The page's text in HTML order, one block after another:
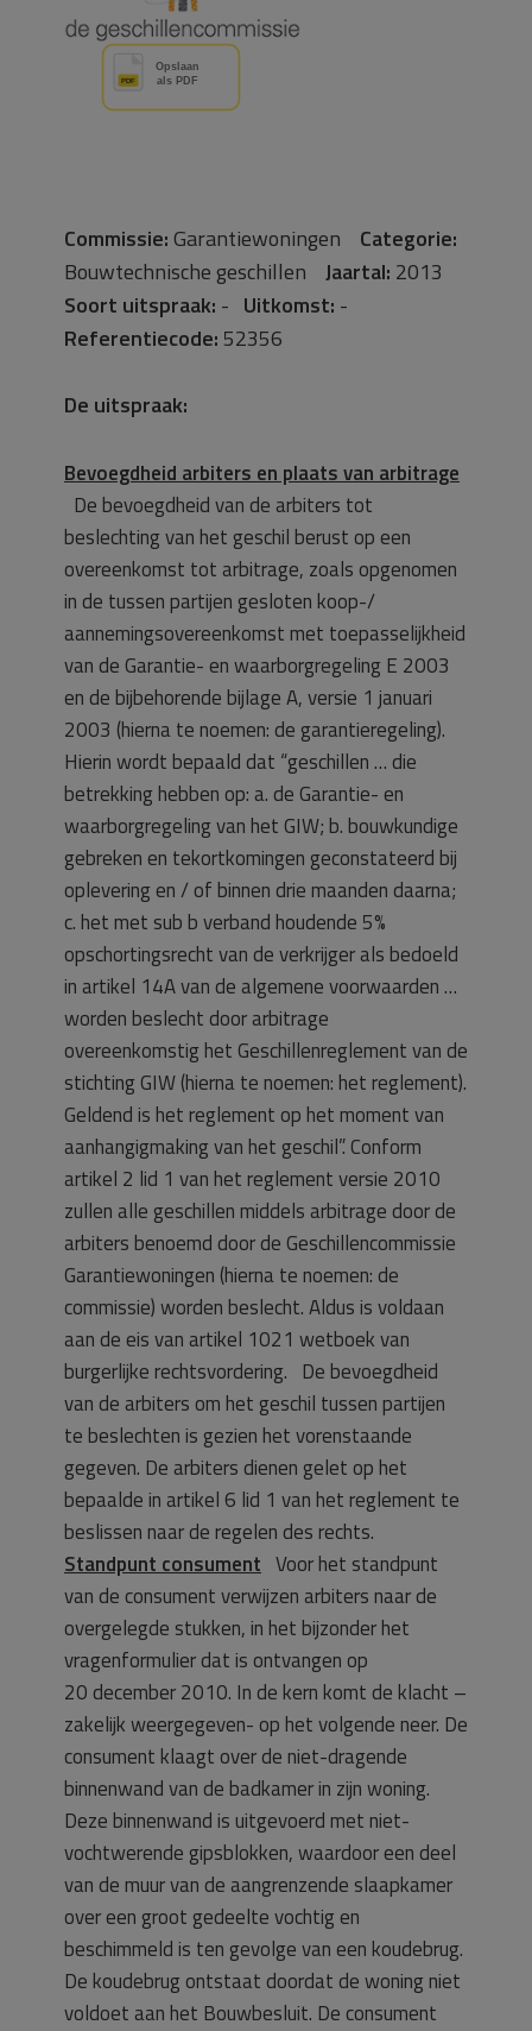
Commissie:Garantiewoningen Categorie:
Bouwtechnische geschillen Jaartal: 2013
Soort uitspraak: - Uitkomst: -
Referentiecode: 52356
De uitspraak:
Bevoegdheid arbiters en plaats van arbitrage
De bevoegdheid van de arbiters tot
beslechting van het geschil berust op een
overeenkomst tot arbitrage, zoals opgenomen
in de tussen partijen gesloten koop-/
aannemingsovereenkomst met toepasselijkheid
van de Garantie- en waarborgregeling E 2003
en de bijbehorende bijlage A, versie 1 januari
2003 (hierna te noemen: de garantieregeling).
Hierin wordt bepaald dat “geschillen … die
betrekking hebben op: a. de Garantie- en
waarborgregeling van het GIW; b. bouwkundige
gebreken en tekortkomingen geconstateerd bij
oplevering en / of binnen drie maanden daarna;
c. het met sub b verband houdende 5%
opschortingsrecht van de verkrijger als bedoeld
in artikel 14A van de algemene voorwaarden …
worden beslecht door arbitrage
overeenkomstig het Geschillenreglement van de
stichting GIW (hierna te noemen: het reglement).
Geldend is het reglement op het moment van
aanhangigmaking van het geschil”. Conform
artikel 2 lid 1 van het reglement versie 2010
zullen alle geschillen middels arbitrage door de
arbiters benoemd door de Geschillencommissie
Garantiewoningen (hierna te noemen: de
commissie) worden beslecht. Aldus is voldaan
aan de eis van artikel 1021 wetboek van
burgerlijke rechtsvordering. De bevoegdheid
van de arbiters om het geschil tussen partijen
te beslechten is gezien het vorenstaande
gegeven. De arbiters dienen gelet op het
bepaalde in artikel 6 lid 1 van het reglement te
beslissen naar de regelen des rechts.
Standpunt consument Voor het standpunt
van de consument verwijzen arbiters naar de
overgelegde stukken, in het bijzonder het
vragenformulier dat is ontvangen op
20 december 2010. In de kern komt de klacht –
zakelijk weergegeven- op het volgende neer. De
consument klaagt over de niet-dragende
binnenwand van de badkamer in zijn woning.
Deze binnenwand is uitgevoerd met niet-
vochtwerende gipsblokken, waardoor een deel
van de muur van de aangrenzende slaapkamer
over een groot gedeelte vochtig en
beschimmeld is ten gevolge van een koudebrug.
De koudebrug ontstaat doordat de woning niet
voldoet aan het Bouwbesluit. De consument